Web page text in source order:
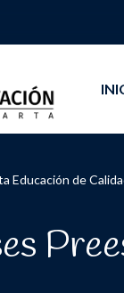
Educación de